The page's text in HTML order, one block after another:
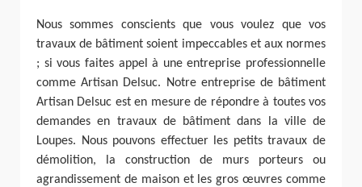
Nous sommes conscients que vous voulez que vos
travaux de bâtiment soient impeccables et aux normes
; si vous faites appel à une entreprise professionnelle
comme Artisan Delsuc. Notre entreprise de bâtiment
Artisan Delsuc est en mesure de répondre à toutes vos
demandes en travaux de bâtiment dans la ville de
Loupes. Nous pouvons effectuer les petits travaux de
démolition, la construction de murs porteurs ou
agrandissement de maison et les gros œuvres comme